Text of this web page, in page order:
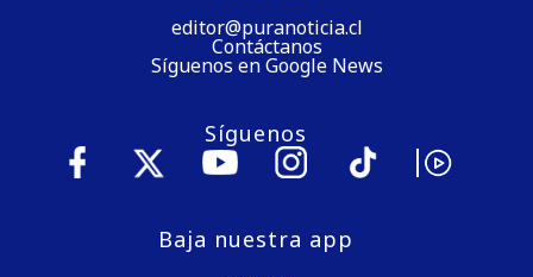
editor@puranoticia.cl
Contáctanos
Síguenos en Google News
Síguenos
Baja nuestra app